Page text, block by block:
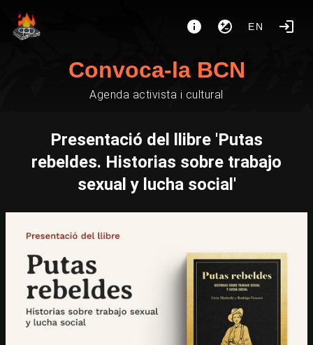
EN
Convoca-la BCN
Agenda activista i cultural
Presentació del llibre 'Putas
rebeldes. Historias sobre trabajo
sexual y lucha social'